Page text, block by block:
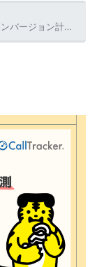
最適化までわかりやすく解説